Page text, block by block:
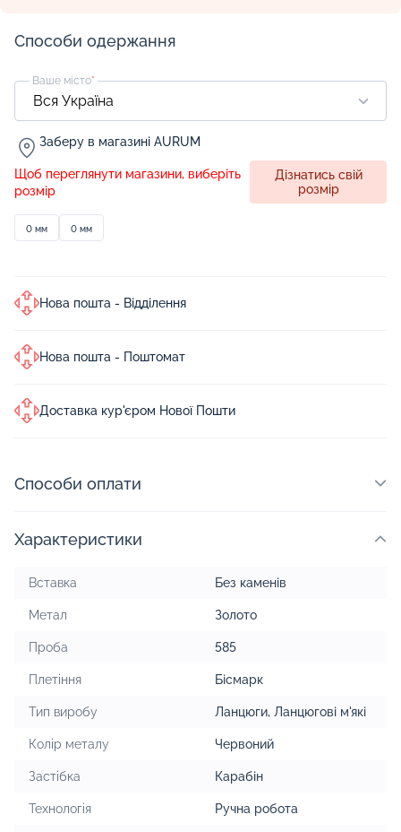
Способи одержання
Ваше місто*
Заберу в магазині AURUM
Щоб переглянути магазини, виберіть
розмір
Дізнатись свій
розмір
0 мм 0 мм
Нова пошта - Відділення
Нова пошта - Поштомат
Доставка кур'єром Нової Пошти
Способи оплати
Характеристики
Вставка Без каменів
Метал Золото
Проба 585
Плетіння Бісмарк
Тип виробу Ланцюги, Ланцюгові м'які
Колір металу Червоний
Застібка Карабін
Технологія Ручна робота